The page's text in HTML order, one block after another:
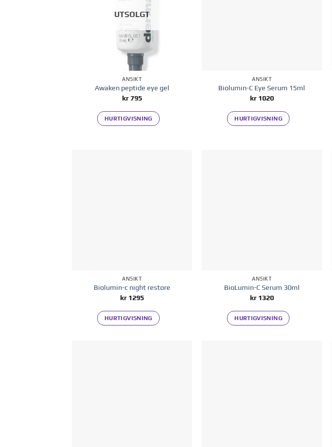
UTSOLGT
ANSIKT
Awaken peptide eye gel
kr795
HURTIGVISNING
ANSIKT
Biolumin-C Eye Serum 15ml
kr1020
HURTIGVISNING
ANSIKT
Biolumin-c night restore
kr1295
HURTIGVISNING
ANSIKT
BioLumin-C Serum 30ml
kr1320
HURTIGVISNING